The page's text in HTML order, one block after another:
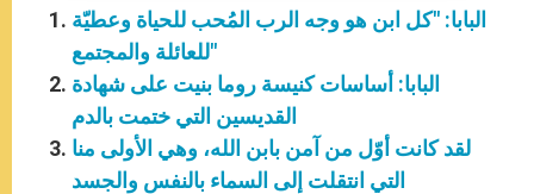
البابا: "كل ابن هو وجه الرب المُحب للحياة وعطيّة
للعائلة والمجتمع"
البابا: أساسات كنيسة روما بنيت على شهادة
القديسين التي ختمت بالدم
لقد كانت أوّل من آمن بابن الله، وهي الأولى منا
التي انتقلت إلى السماء بالنفس والجسد